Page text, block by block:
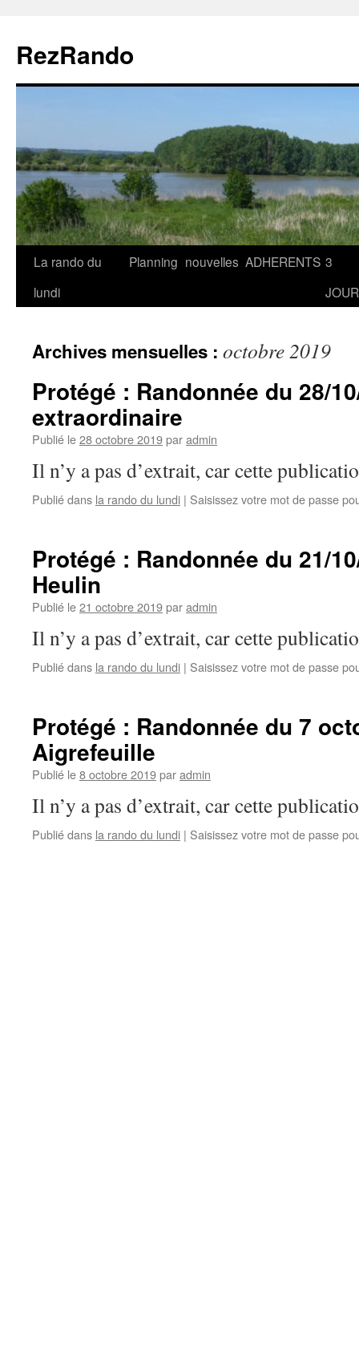
contenu
RezRando
La rando du
lundi
Planning nouvelles ADHERENTS 3
Archives mensuelles : octobre 2019
Protégé : Randonnée du 28/
extraordinaire
Publié le28 octobre 2019paradmin
Il n’y a pas d’extrait, car cette
Publié dans la rando du lundi | Saisissez votre mot de passe
Protégé : Randonnée du 21/
Heulin
Publié le21 octobre 2019paradmin
Il n’y a pas d’extrait, car cette
Publié dans la rando du lundi | Saisissez votre mot de passe
Protégé : Randonnée du 7
Aigrefeuille
Publié le8 octobre 2019paradmin
Il n’y a pas d’extrait, car cette
Publié dans la rando du lundi | Saisissez votre mot de passe